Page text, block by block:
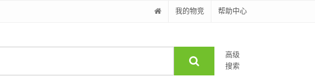
我的物竞 帮助中心
高级
搜索